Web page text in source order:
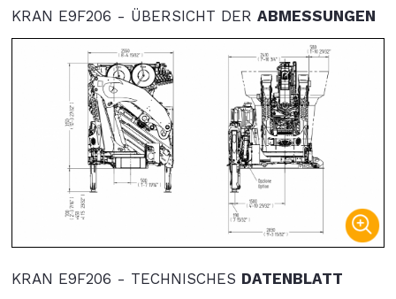
KRAN E9F206 - ÜBERSICHT DERABMESSUNGEN
KRAN E9F206 - TECHNISCHES DATENBLATT